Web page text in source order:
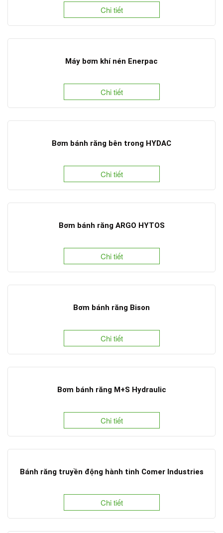
Chi tiết
Máy bơm khí nén Enerpac
Chi tiết
Bơm bánh răng bên trong HYDAC
Chi tiết
Bơm bánh răng ARGO HYTOS
Chi tiết
Bơm bánh răng Bison
Chi tiết
Bơm bánh răng M+S Hydraulic
Chi tiết
Bánh răng truyền động hành tinh Comer Industries
Chi tiết